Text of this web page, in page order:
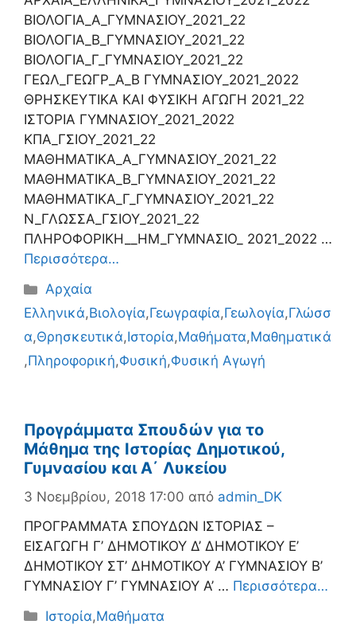
ΒΙΟΛΟΓΙΑ_Α_ΓΥΜΝΑΣΙΟΥ_2021_22
ΒΙΟΛΟΓΙΑ_Β_ΓΥΜΝΑΣΙΟΥ_2021_22
ΒΙΟΛΟΓΙΑ_Γ_ΓΥΜΝΑΣΙΟΥ_2021_22
ΓΕΩΛ_ΓΕΩΓΡ_Α_Β ΓΥΜΝΑΣΙΟΥ_2021_2022
ΘΡΗΣΚΕΥΤΙΚΑ ΚΑΙ ΦΥΣΙΚΗ ΑΓΩΓΗ 2021_22
ΙΣΤΟΡΙΑ ΓΥΜΝΑΣΙΟΥ_2021_2022
ΚΠΑ_ΓΣΙΟΥ_2021_22
ΜΑΘΗΜΑΤΙΚΑ_A_ΓΥΜΝΑΣΙΟΥ_2021_22
ΜΑΘΗΜΑΤΙΚΑ_B_ΓΥΜΝΑΣΙΟΥ_2021_22
ΜΑΘΗΜΑΤΙΚΑ_Γ_ΓΥΜΝΑΣΙΟΥ_2021_22
Ν_ΓΛΩΣΣΑ_ΓΣΙΟΥ_2021_22
ΠΛΗΡΟΦΟΡΙΚΗ__ΗΜ_ΓΥΜΝΑΣΙΟ_ 2021_2022 …
Περισσότερα…
Κατηγορίες
Αρχαία
Ελληνικά,Βιολογία,Γεωγραφία,Γεωλογία,Γλώσσ
α,Θρησκευτικά,Ιστορία,Μαθήματα,Μαθηματικά
,Πληροφορική,Φυσική,Φυσική Αγωγή
Προγράμματα Σπουδών για το
Μάθημα της Ιστορίας Δημοτικού,
Γυμνασίου και Α΄ Λυκείου
3 Νοεμβρίου, 2018 17:00 από admin_DK
ΠΡΟΓΡΑΜΜΑΤΑ ΣΠΟΥΔΩΝ ΙΣΤΟΡΙΑΣ –
ΕΙΣΑΓΩΓΗ Γ’ ΔΗΜΟΤΙΚΟΥ Δ’ ΔΗΜΟΤΙΚΟΥ Ε’
ΔΗΜΟΤΙΚΟΥ ΣΤ’ ΔΗΜΟΤΙΚΟΥ Α’ ΓΥΜΝΑΣΙΟΥ Β’
ΓΥΜΝΑΣΙΟΥ Γ’ ΓΥΜΝΑΣΙΟΥ Α’ … Περισσότερα…
Κατηγορίες
Ιστορία,Μαθήματα